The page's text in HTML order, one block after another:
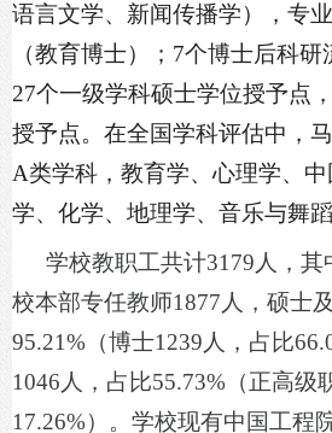
语言文学、新闻传播学），专
（教育博士）；7个博士后科研
27个一级学科硕士学位授予点
授予点。在全国学科评估中，
A类学科，教育学、心理学、
学、化学、地理学、音乐与舞
学校教职工共计3179人，其
校本部专任教师1877人，硕士
95.21%（博士1239人，占比
1046人，占比55.73%（正高级
17.26%）。学校现有中国工程